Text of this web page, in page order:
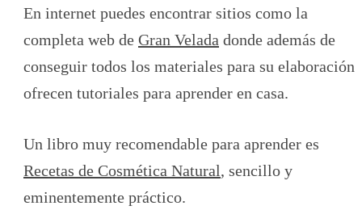
En internet puedes encontrar sitios como la
completa web de Gran Velada donde además de
conseguir todos los materiales para su elaboración
ofrecen tutoriales para aprender en casa.
Un libro muy recomendable para aprender es
Recetas de Cosmética Natural, sencillo y
eminentemente práctico.